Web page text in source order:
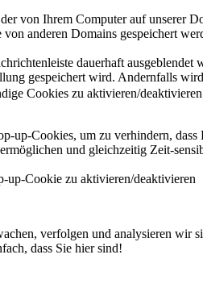
von Ihrem Computer auf unserer
anderen Domains gespeichert
dauerhaft
gespeichert wird. Andernfalls
Cookies zu aktivieren/
up-Cookies, um zu verhindern,
und gleichzeitig Zeit-
up-Cookie zu aktivieren/deaktivieren
verfolgen und analysieren
dass Sie hier sind!